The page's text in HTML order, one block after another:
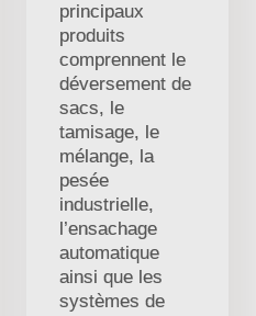
principaux
produits
comprennent le
déversement de
sacs, le
tamisage, le
mélange, la
pesée
industrielle,
l’ensachage
automatique
ainsi que les
systèmes de